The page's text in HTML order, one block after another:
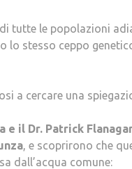
tutte le popolazioni
lo stesso ceppo
a cercare una
e il Dr. Patrick
, e scoprirono che
dall’acqua comune: